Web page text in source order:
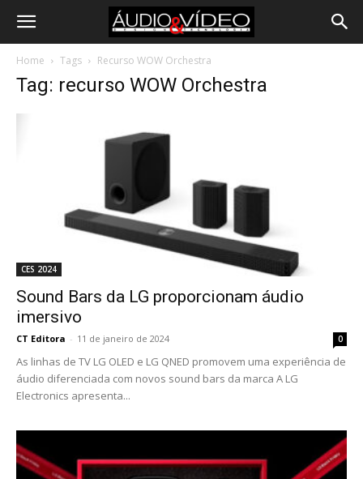
Home Tags Recurso WOW Orchestra
Tag: recurso WOW Orchestra
CES 2024
Sound Bars da LG proporcionam áudio
imersivo
CT Editora - 11 de janeiro de 2024 0
As linhas de TV LG OLED e LG QNED promovem uma experiência de
áudio diferenciada com novos sound bars da marca A LG
Electronics apresenta...